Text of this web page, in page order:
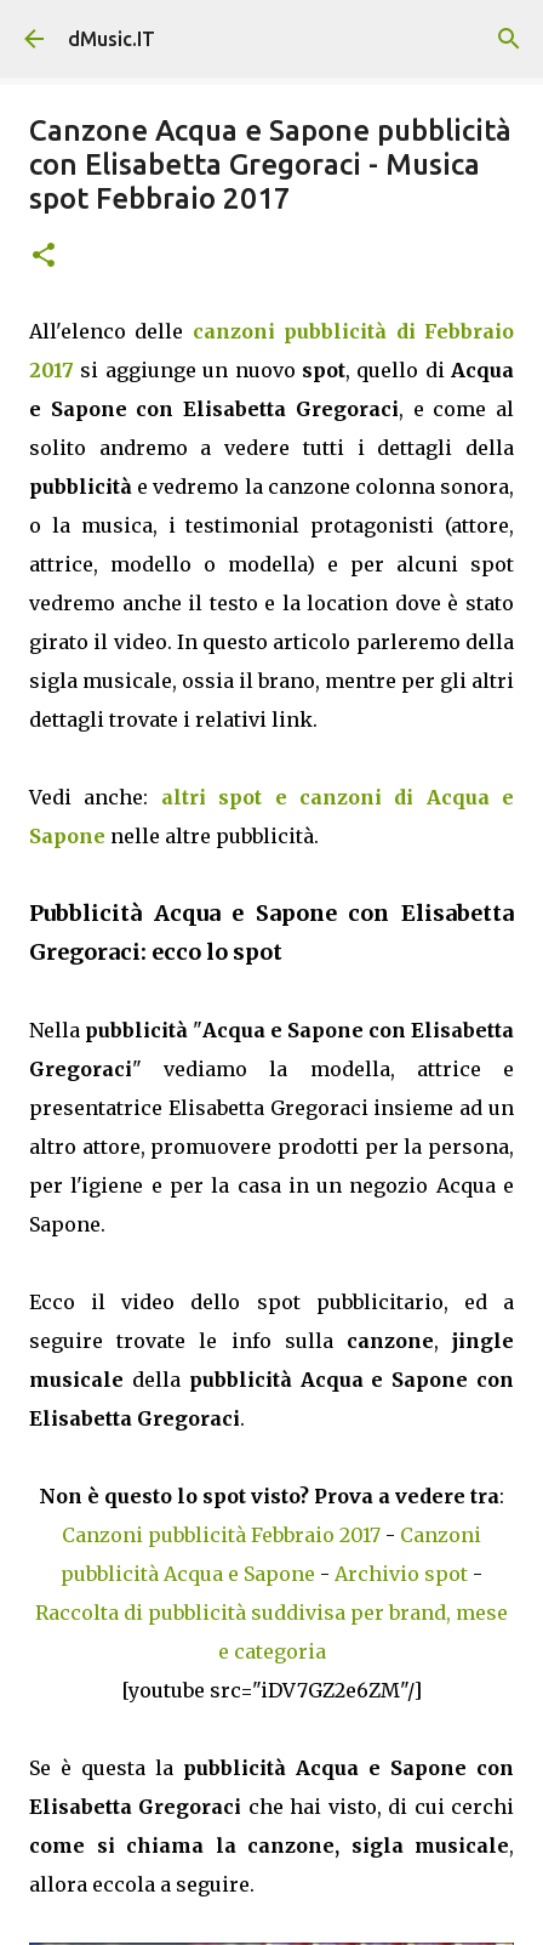
Passa ai contenuti principali
dMusic.IT
Canzone Acqua e Sapone pubblicità
con Elisabetta Gregoraci - Musica
spot Febbraio 2017
All'elenco delle canzoni pubblicità di Febbraio
2017 si aggiunge un nuovo spot, quello di Acqua
e Sapone con Elisabetta Gregoraci, e come al
solito andremo a vedere tutti i dettagli della
pubblicità e vedremo la canzone colonna sonora,
o la musica, i testimonial protagonisti (attore,
attrice, modello o modella) e per alcuni spot
vedremo anche il testo e la location dove è stato
girato il video. In questo articolo parleremo della
sigla musicale, ossia il brano, mentre per gli altri
dettagli trovate i relativi link.
Vedi anche: altri spot e canzoni di Acqua e
Sapone nelle altre pubblicità.
Pubblicità Acqua e Sapone con Elisabetta
Gregoraci: ecco lo spot
Nella pubblicità "Acqua e Sapone con Elisabetta
Gregoraci" vediamo la modella, attrice e
presentatrice Elisabetta Gregoraci insieme ad un
altro attore, promuovere prodotti per la persona,
per l'igiene e per la casa in un negozio Acqua e
Sapone.
Ecco il video dello spot pubblicitario, ed a
seguire trovate le info sulla canzone,jingle
musicale della pubblicità Acqua e Sapone con
Elisabetta Gregoraci.
Non è questo lo spot visto? Prova a vedere tra:
Canzoni pubblicità Febbraio 2017 - Canzoni
pubblicità Acqua e Sapone - Archivio spot -
Raccolta di pubblicità suddivisa per brand, mese
e categoria
[youtube src="iDV7GZ2e6ZM"/]
Se è questa la pubblicità Acqua e Sapone con
Elisabetta Gregoraci che hai visto, di cui cerchi
come si chiama la canzone, sigla musicale,
allora eccola a seguire.